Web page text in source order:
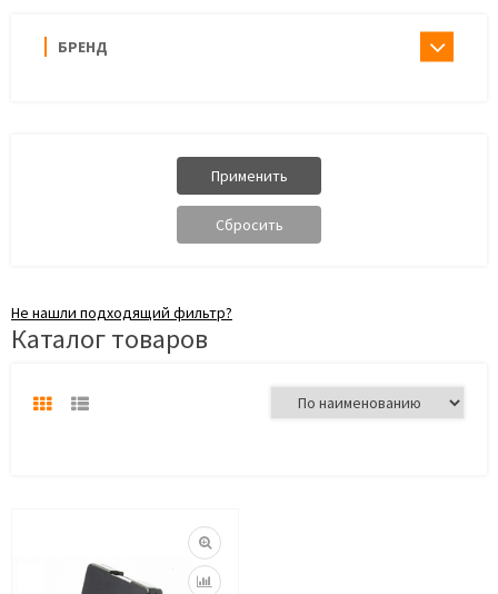
БРЕНД
Не нашли подходящий фильтр?
Каталог товаров